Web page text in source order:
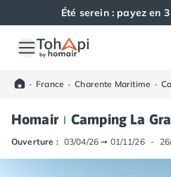
Été serein : payez en
Toutes nos destinations
Camping Alsace
Camping Haut-Rhin
Camping Colmar
Camping Mulhouse
· France · Charente Maritime ·
Homair Camping La
Ouverture : 03/04/26 ➞ 01/11/26 -